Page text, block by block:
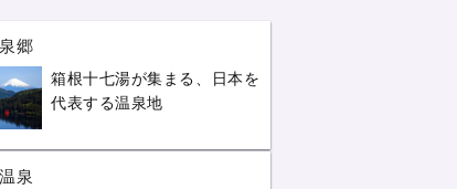
郷
箱根十七湯が集まる、日本を
代表する温泉地
泉